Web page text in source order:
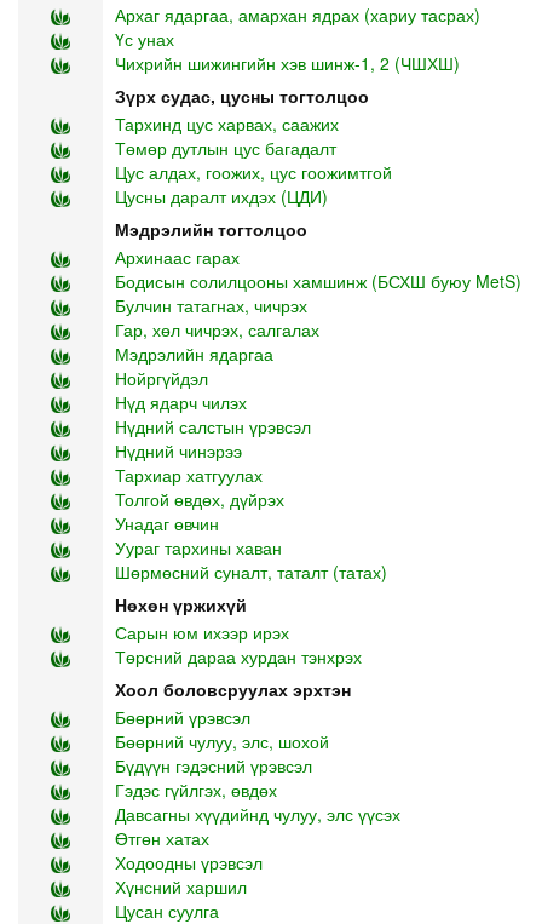
Архаг ядаргаа, амархан ядрах (хариу тасрах)
Үс унах
Чихрийн шижингийн хэв шинж-1, 2 (ЧШХШ)
Зүрх судас, цусны тогтолцоо
Тархинд цус харвах, саажих
Төмөр дутлын цус багадалт
Цус алдах, гоожих, цус гоожимтгой
Цусны даралт ихдэх (ЦДИ)
Мэдрэлийн тогтолцоо
Архинаас гарах
Бодисын солилцооны хамшинж (БСХШ буюу MetS)
Булчин татагнах, чичрэх
Гар, хөл чичрэх, салгалах
Мэдрэлийн ядаргаа
Нойргүйдэл
Нүд ядарч чилэх
Нүдний салстын үрэвсэл
Нүдний чинэрээ
Тархиар хатгуулах
Толгой өвдөх, дүйрэх
Унадаг өвчин
Уураг тархины хаван
Шөрмөсний суналт, таталт (татах)
Нөхөн үржихүй
Сарын юм ихээр ирэх
Төрсний дараа хурдан тэнхрэх
Хоол боловсруулах эрхтэн
Бөөрний үрэвсэл
Бөөрний чулуу, элс, шохой
Бүдүүн гэдэсний үрэвсэл
Гэдэс гүйлгэх, өвдөх
Давсагны хүүдийнд чулуу, элс үүсэх
Өтгөн хатах
Ходоодны үрэвсэл
Хүнсний харшил
Цусан суулга